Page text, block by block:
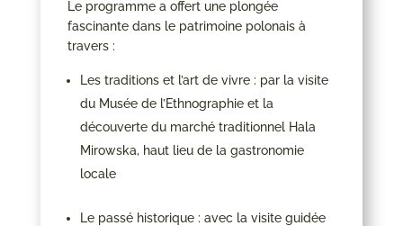
Le programme a offert une plongée
fascinante dans le patrimoine polonais à
travers :
Les traditions et l’art de vivre : par la visite
du Musée de l’Ethnographie et la
découverte du marché traditionnel Hala
Mirowska, haut lieu de la gastronomie
locale
Le passé historique : avec la visite guidée